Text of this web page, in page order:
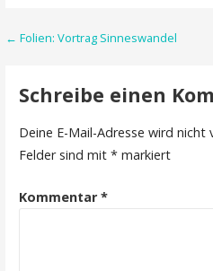
Beitragsnavigation
← Folien: Vortrag Sinneswandel
Schreibe einen
Deine E-Mail-Adresse wird nicht
Felder sind mit *markiert
Kommentar *